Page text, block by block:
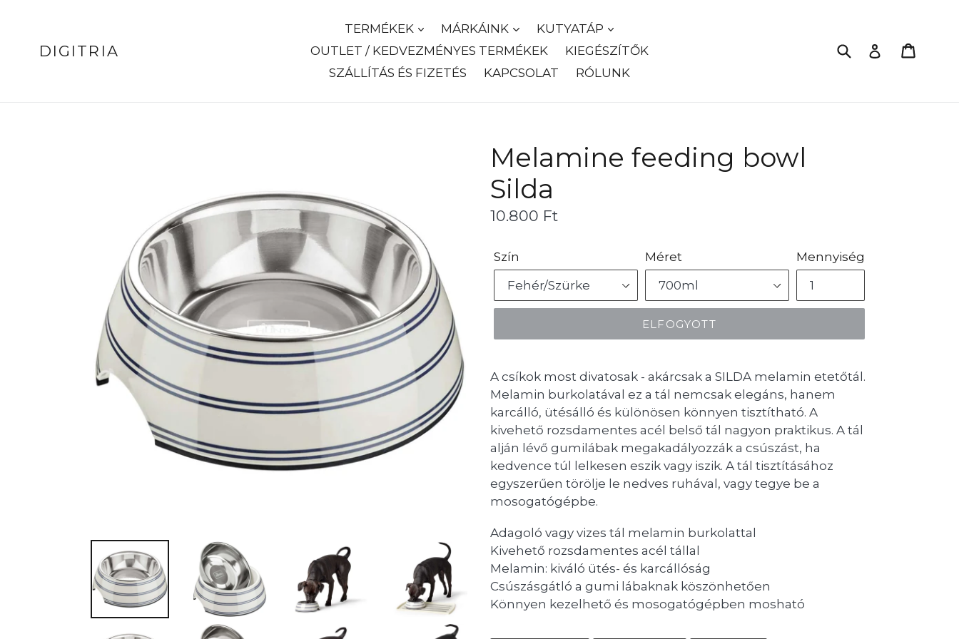
tartalomhozDIGITRIA
TERMÉKEK MÁRKÁINK
KUTYATÁP
OUTLET / KEDVEZMÉNYES TERMÉKEK
KIEGÉSZÍTŐK
SZÁLLÍTÁS ÉS FIZETÉS
KAPCSOLAT RÓLUNK
Küldés
Melamine feeding bowl
Silda
Ár
10.800 Ft
Szín Méret Mennyiség
ELFOGYOTT
A csíkok most divatosak - akárcsak a SILDA melamin etetőtál.
Melamin burkolatával ez a tál nemcsak elegáns, hanem
karcálló, ütésálló és különösen könnyen tisztítható. A
kivehető rozsdamentes acél belső tál nagyon praktikus. A tál
alján lévő gumilábak megakadályozzák a csúszást, ha
kedvence túl lelkesen eszik vagy iszik. A tál tisztításához
egyszerűen törölje le nedves ruhával, vagy tegye be a
mosogatógépbe.
Adagoló vagy vizes tál melamin burkolattal
Kivehető rozsdamentes acél tállal
Melamin: kiváló ütés- és karcállóság
Csúszásgátló a gumi lábaknak köszönhetően
Könnyen kezelhető és mosogatógépben mosható